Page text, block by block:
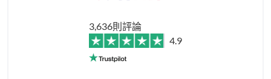
3,636則評論
4.9